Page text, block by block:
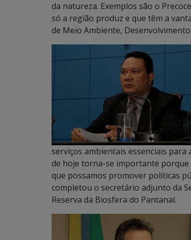
da natureza. Exemplos são o
só a região produz e que têm a
de Meio Ambiente,
serviços ambientais essenciais para
de hoje torna-se importante porque
que possamos promover políticas
completou o secretário adjunto da
Reserva da Biosfera do Pantanal.